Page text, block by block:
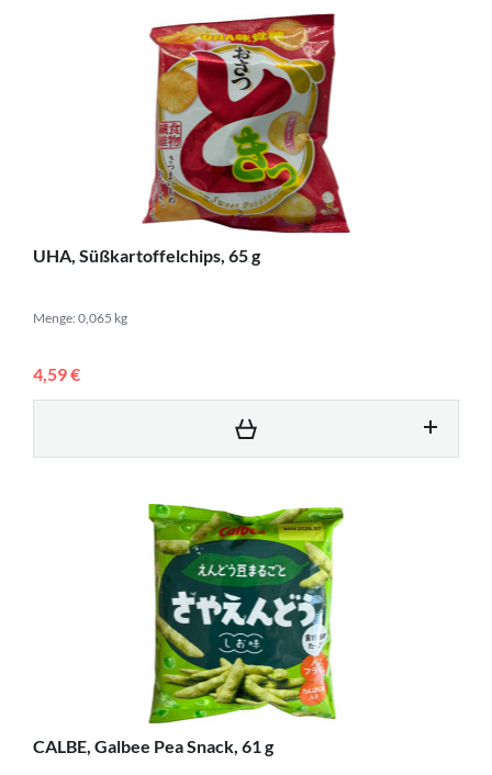
UHA, Süßkartoffelchips, 65 g
Menge: 0,065 kg
4,59 €
CALBE, Galbee Pea Snack, 61 g